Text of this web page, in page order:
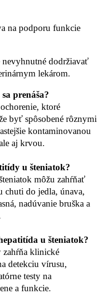
na podporu funkcie
dodržiavať
lekárom.
prenáša?
ktoré
byť spôsobené rôznymi
kontaminovanou
aj krvou.
u šteniatok?
môžu zahŕňať
chuti do jedla, únava,
nadúvanie bruška a
u šteniatok?
zahŕňa klinické
detekciu vírusu,
testy na
a funkcie.